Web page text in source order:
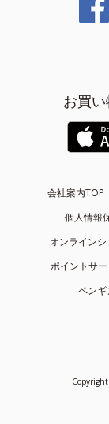
お買
会社案内TOP
個人情報
オンライン
ポイントサ
ペンギ